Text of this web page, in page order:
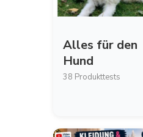
Alles für den
Hund
38 Produkttests